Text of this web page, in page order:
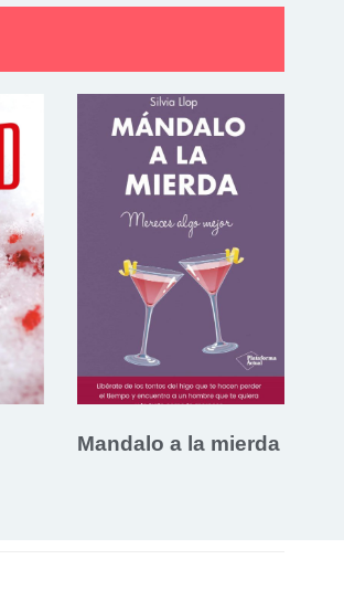
Mandalo a la mierda